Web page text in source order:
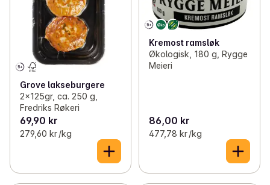
Grove lakseburgere
2x125gr, ca. 250 g,
Fredriks Røkeri
69,90 kr
279,60 kr /kg
Kremost ramsløk
Økologisk, 180 g, Rygge
Meieri
86,00 kr
477,78 kr /kg